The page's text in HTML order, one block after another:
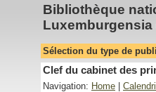
Bibliothèque
Luxemburgensia
Sélection du type de
Clef du cabinet des
Navigation: Home